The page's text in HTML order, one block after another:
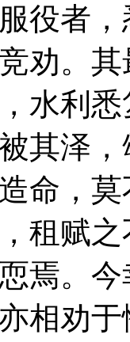
役者
劝。
水利
其泽
命，
租赋
焉。
相劝